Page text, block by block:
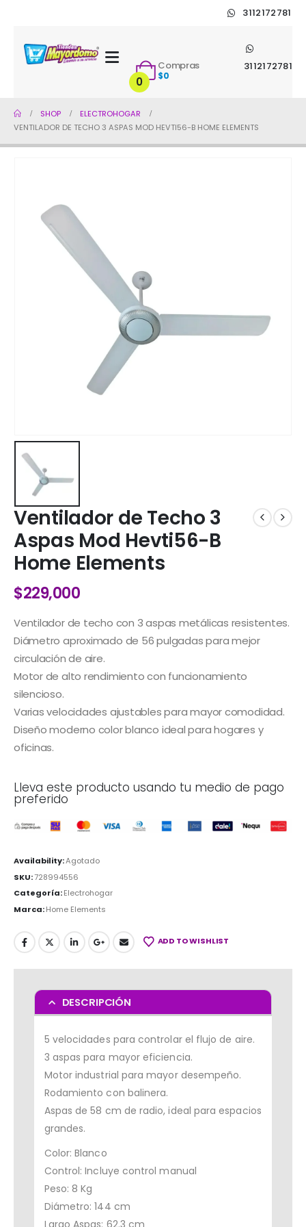
3112172781
3112172781
0
Compras
$0
SHOP
ELECTROHOGAR
VENTILADOR DE TECHO 3 ASPAS MOD HEVTI56-B HOME ELEMENTS
Ventilador de Techo 3
Aspas Mod Hevti56-B
Home Elements
$229,000
Ventilador de techo con 3 aspas metálicas resistentes.
Diámetro aproximado de 56 pulgadas para mejor
circulación de aire.
Motor de alto rendimiento con funcionamiento
silencioso.
Varias velocidades ajustables para mayor comodidad.
Diseño moderno color blanco ideal para hogares y
oficinas.
Lleva este producto usando tu medio de pago
preferido
Availability:Agotado
SKU:728994556
Categoría:Electrohogar
Marca:Home Elements
ADD TO WISHLIST
DESCRIPCIÓN
5 velocidades para controlar el flujo de aire.
3 aspas para mayor eficiencia.
Motor industrial para mayor desempeño.
Rodamiento con balinera.
Aspas de 58 cm de radio, ideal para espacios
grandes.
Color: Blanco
Control: Incluye control manual
Peso: 8 Kg
Diámetro: 144 cm